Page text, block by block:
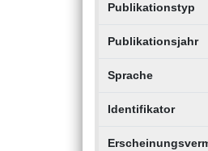
Publikationstyp
Publikationsjahr
Sprache
Identifikator